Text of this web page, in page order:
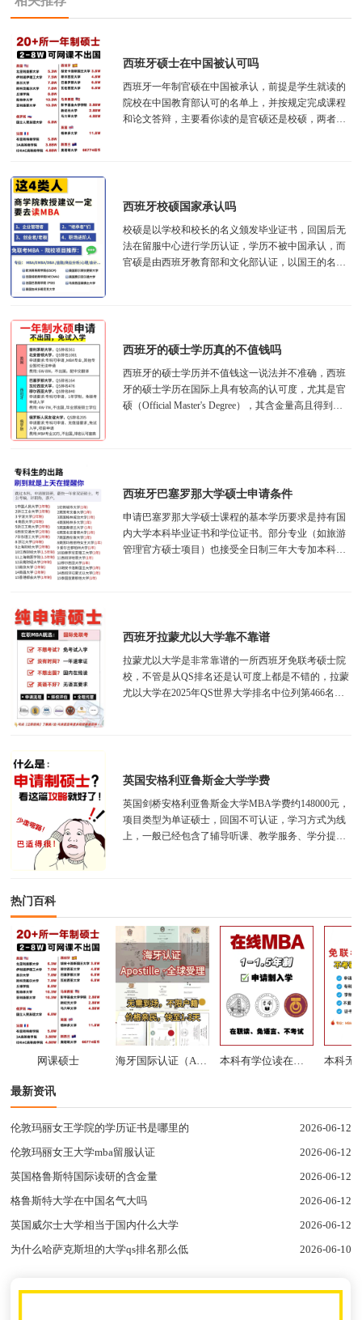
西班牙硕士在中国被认可吗
西班牙一年制官硕在中国被承认，前提是学生就读的
院校在中国教育部认可的名单上，并按规定完成课程
和论文答辩，主要看你读的是官硕还是校硕，两者还
西班牙校硕国家承认吗
校硕‌是以学校和校长的名义颁发毕业证书，回国后无
法在留服中心进行学历认证，学历不被中国承认，而‌
官硕是由西班牙教育部和文化部认证，以国王的名义
西班牙的硕士学历真的不值钱吗
西班牙的硕士学历并不值钱‌这一说法并不准确，西班
牙的硕士学历在国际上具有较高的认可度，尤其是官
硕（Official Master's Degree），其含金量高且得到中
西班牙巴塞罗那大学硕士申请条件
申请巴塞罗那大学硕士课程的基本学历要求是持有国
内大学本科毕业证书和学位证书。部分专业（如旅游
管理官方硕士项目）也接受全日制三年大专加本科学
西班牙拉蒙尤以大学靠不靠谱
拉蒙尤以大学是非常靠谱的一所西班牙免联考硕士院
校，不管是从QS排名还是认可度上都是不错的，拉蒙
尤以大学在2025年QS世界大学排名中位列第466名，
英国安格利亚鲁斯金大学学费
英国剑桥安格利亚鲁斯金大学MBA学费约148000元，
项目类型为单证硕士，回国不可认证，学习方式为线
上，一般已经包含了辅导听课、教学服务、学分提
热门百科
网课硕士 本科有学位读在职硕士
最新资讯
伦敦玛丽女王学院的学历证书是哪里的
2026-06-12
伦敦玛丽女王大学mba留服认证
2026-06-12
英国格鲁斯特国际读研的含金量
2026-06-12
格鲁斯特大学在中国名气大吗
2026-06-12
英国威尔士大学相当于国内什么大学
2026-06-12
为什么哈萨克斯坦的大学qs排名那么低
2026-06-10